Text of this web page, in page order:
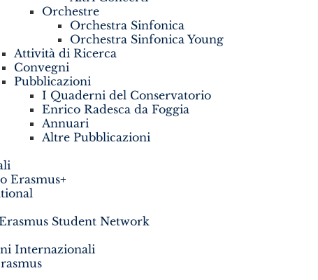
Orchestre
Orchestra Sinfonica
Orchestra Sinfonica Young
Attività di Ricerca
Convegni
Pubblicazioni
I Quaderni del Conservatorio
Enrico Radesca da Foggia
Annuari
Altre Pubblicazioni
Erasmus+
Student Network
Internazionali